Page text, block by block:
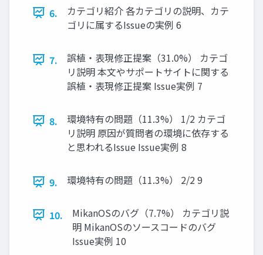
6.
カテゴリ紹介 各カテゴリの説明、カテ
ゴリに属するIssueの実例 6
7.
誤植・表現修正提案（31.0%） カテゴ
リ説明 本文やサポートサイトに関する
誤植・表現修正提案 Issue実例 7
8.
環境特有の問題（11.3%） 1/2 カテゴ
リ説明 原因が質問者の環境に依存する
と思われるIssue Issue実例 8
9. 環境特有の問題（11.3%） 2/2 9
10.
MikanOSのバグ（7.7%） カテゴリ説
明 MikanOSのソースコードのバグ
Issue実例 10